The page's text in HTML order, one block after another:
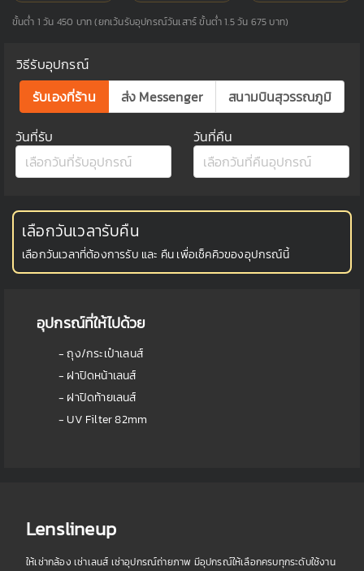
ขั้นต่ำ 1 วัน 450 บาท (ยกเว้นรับอุปกรณ์วันเสาร์ ขั้นต่ำ 1.5 วัน 675 บาท)
วิธีรับอุปกรณ์
รับเองที่ร้าน
ส่ง Messenger สนามบินสุวรรณภูมิ
วันที่รับ วันที่คืน
เลือกวันเวลารับคืน
เลือกวันเวลาที่ต้องการรับ และ คืน เพื่อเช็คคิวของอุปกรณ์นี้
อุปกรณ์ที่ให้ไปด้วย
- ถุง/กระเป๋าเลนส์
- ฝาปิดหน้าเลนส์
- ฝาปิดท้ายเลนส์
- UV Filter 82mm
Lenslineup
ให้เช่ากล้อง เช่าเลนส์ เช่าอุปกรณ์ถ่ายภาพ มีอุปกรณ์ให้เลือกครบทุกระดับใช้งาน